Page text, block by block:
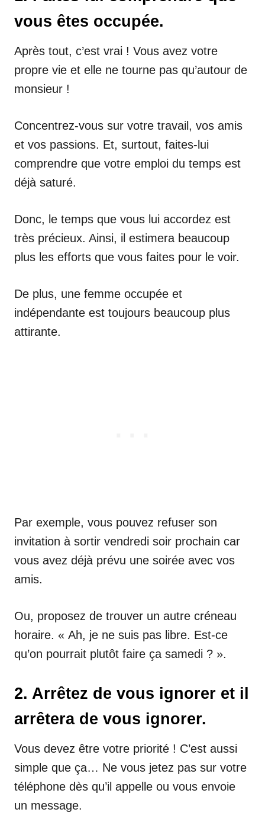
vous êtes occupée.
Après tout, c’est vrai ! Vous avez votre
propre vie et elle ne tourne pas qu’autour de
monsieur !
Concentrez-vous sur votre travail, vos amis
et vos passions. Et, surtout, faites-lui
comprendre que votre emploi du temps est
déjà saturé.
Donc, le temps que vous lui accordez est
très précieux. Ainsi, il estimera beaucoup
plus les efforts que vous faites pour le voir.
De plus, une femme occupée et
indépendante est toujours beaucoup plus
attirante.
Par exemple, vous pouvez refuser son
invitation à sortir vendredi soir prochain car
vous avez déjà prévu une soirée avec vos
amis.
Ou, proposez de trouver un autre créneau
horaire. « Ah, je ne suis pas libre. Est-ce
qu’on pourrait plutôt faire ça samedi ? ».
2. Arrêtez de vous ignorer et il
arrêtera de vous ignorer.
Vous devez être votre priorité ! C’est aussi
simple que ça… Ne vous jetez pas sur votre
téléphone dès qu’il appelle ou vous envoie
un message.